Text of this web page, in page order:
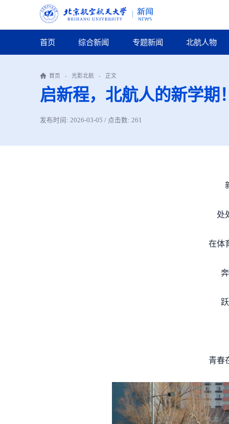
首页 综合新闻 专题新闻 北航人物
首页 - 光影北航 - 正文
启新程，北航人的新学期
发布时间: 2026-03-05 / 点击数: 261
处
在体
青春